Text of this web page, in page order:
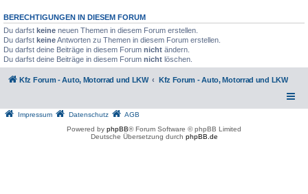
BERECHTIGUNGEN IN DIESEM FORUM
Du darfst keine neuen Themen in diesem Forum erstellen.
Du darfst keineAntworten zu Themen in diesem Forum erstellen.
Du darfst deine Beiträge in diesem Forum nicht ändern.
Du darfst deine Beiträge in diesem Forum nicht löschen.
Kfz Forum - Auto, Motorrad und LKW Kfz Forum - Auto, Motorrad und LKW
Impressum Datenschutz
AGB
Powered by phpBB® Forum Software © phpBB Limited
Deutsche Übersetzung durch phpBB.de